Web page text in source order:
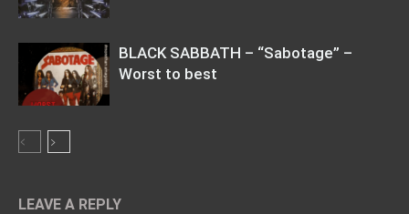
BLACK SABBATH – “Sabotage” –
Worst to best
LEAVE A REPLY